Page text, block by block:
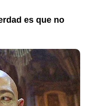
es que no